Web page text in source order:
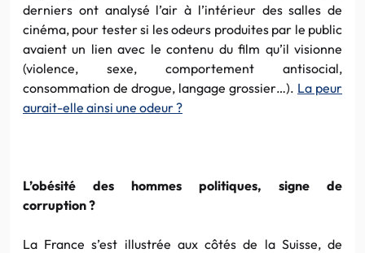
derniers ont analysé l’air à l’intérieur des salles de
cinéma, pour tester si les odeurs produites par le public
avaient un lien avec le contenu du film qu’il visionne
(violence, sexe, comportement antisocial,
consommation de drogue, langage grossier…). La peur
aurait-elle ainsi une odeur ?
L’obésité des hommes politiques, signe de
corruption ?
La France s’est illustrée aux côtés de la Suisse, de